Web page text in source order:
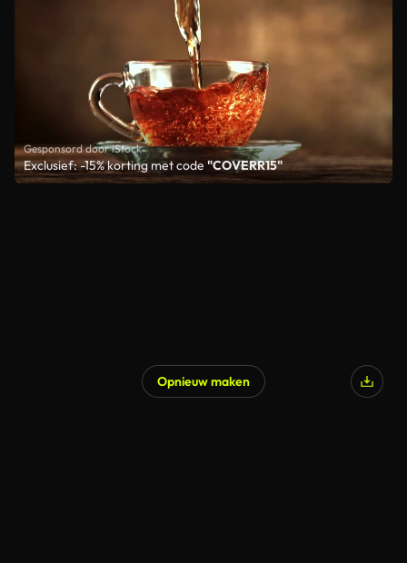
Gesponsord door iStock
Exclusief: -15% korting met code "COVERR15"
Opnieuw maken